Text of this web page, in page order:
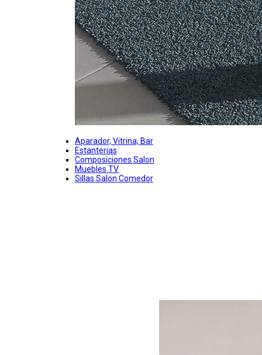
Aparador, Vitrina, Bar
Estanterias
Composiciones Salon
Muebles TV
Sillas Salon Comedor